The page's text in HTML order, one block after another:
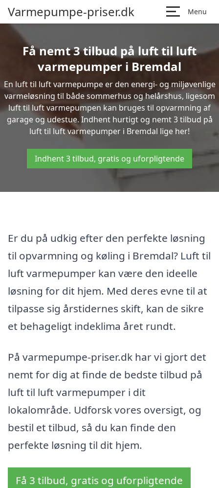
Varmepumpe-priser.dk Menu
Få nemt 3 tilbud på luft til luft
varmepumper i Bremdal
En luft til luft varmepumpe er den energi- og miljøvenlige
varmeløsning til både sommerhus og helårshus, ligesom
luft til luft varmepumpen kan bruges til opvarmning af
garage og udestue. Indhent hurtigt og nemt 3 tilbud på
luft til luft varmepumper i Bremdal lige her!
Indhent 3 tilbud, gratis og uforpligtende
Er du på udkig efter den perfekte løsning
til opvarmning og køling i Bremdal? Luft til
luft varmepumper kan være den ideelle
løsning for dit hjem. Med deres evne til at
tilpasse sig årstidernes skift, kan de sikre
et behageligt indeklima året rundt.
På varmepumpe-priser.dk har vi gjort det
nemt for dig at finde de bedste tilbud på
luft til luft varmepumper i dit
lokalområde. Udforsk vores oversigt, og
bestil et tilbud, så du kan finde den
perfekte løsning til dit hjem.
Få 3 tilbud, gratis og uforpligtende